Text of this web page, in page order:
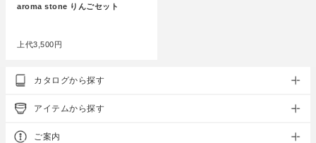
aroma stone りんごセット
上代3,500円
カタログから探す
アイテムから探す
ご案内